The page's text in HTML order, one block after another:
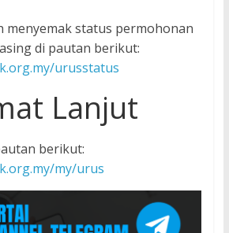
menyemak status permohonan
di pautan berikut:
urusstatus
Lanjut
berikut:
my/urus